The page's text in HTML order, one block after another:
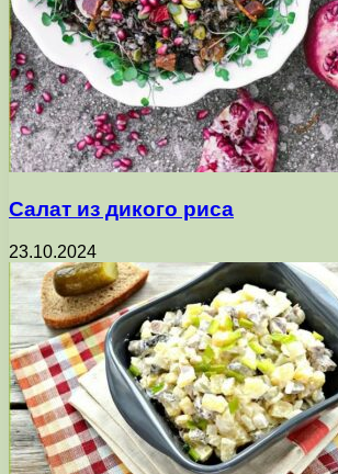
Салат из дикого риса
23.10.2024